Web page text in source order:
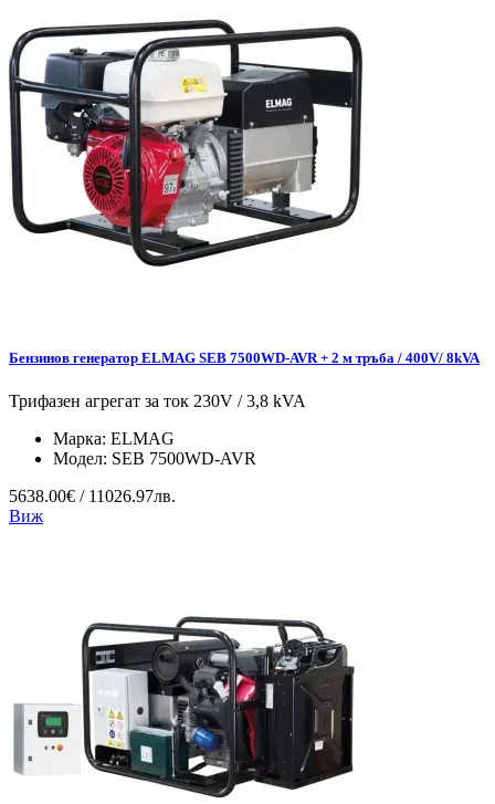
Бензинов генератор ELMAG SEB 7500WD-AVR + 2 м тръба / 400V/ 8kVA
Трифазен агрегат за ток 230V / 3,8 kVA
Марка: ELMAG
Модел: SEB 7500WD-AVR
5638.00€ / 11026.97лв.
Виж